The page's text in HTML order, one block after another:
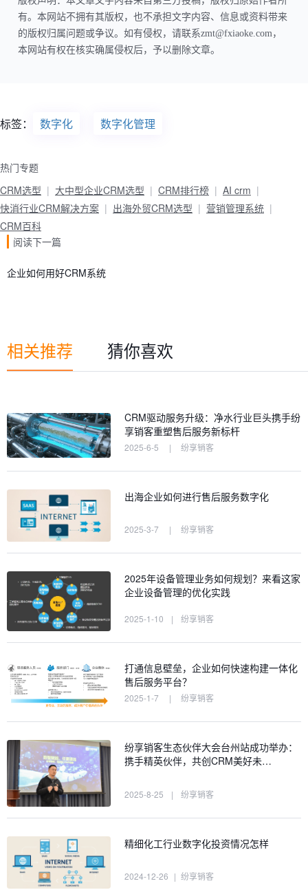
有。本网站不拥有其版权，也不承担文字内容、信息或资料带来
的版权归属问题或争议。如有侵权，请联系zmt@fxiaoke.com，
本网站有权在核实确属侵权后，予以删除文章。
标签： 数字化 数字化管理
热门专题
CRM选型
大中型企业CRM选型 CRM排行榜
AI crm
快消行业CRM解决方案
出海外贸CRM选型
营销管理系统
CRM百科
阅读下一篇
企业如何用好CRM系统
相关推荐 猜你喜欢
CRM驱动服务升级：净水行业巨头携手纷
享销客重塑售后服务新标杆
2025-6-5 | 纷享销客
出海企业如何进行售后服务数字化
2025-3-7 | 纷享销客
2025年设备管理业务如何规划？来看这家
企业设备管理的优化实践
2025-1-10 | 纷享销客
打通信息壁垒，企业如何快速构建一体化
售后服务平台？
2025-1-7 | 纷享销客
纷享销客生态伙伴大会台州站成功举办：
携手精英伙伴，共创CRM美好未…
2025-8-25 | 纷享销客
精细化工行业数字化投资情况怎样
2024-12-26 | 纷享销客